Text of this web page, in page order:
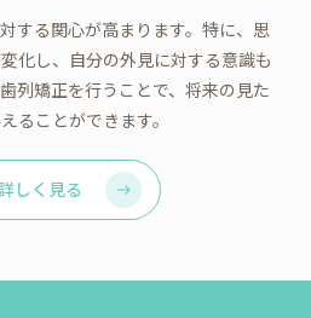
する関心が高まります。特に、思
化し、自分の外見に対する意識も
列矯正を行うことで、将来の見た
ることができます。
しく見る